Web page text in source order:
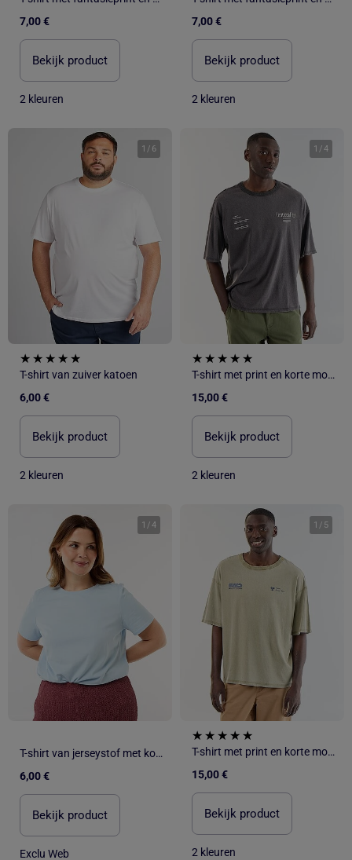
7,00 €
Bekijk product
2 kleuren
7,00 €
Bekijk product
2 kleuren
1 / 6
T-shirt van zuiver katoen
6,00 €
Bekijk product
2 kleuren
1 /4
T-shirt met print en korte mouwen in vintage stijl
15,00 €
Bekijk product
2 kleuren
1 /4
T-shirt van jerseystof met korte mouwen
6,00 €
Bekijk product
Exclu Web
1 / 5
T-shirt met print en korte mouwen in vintage stijl
15,00 €
Bekijk product
2 kleuren